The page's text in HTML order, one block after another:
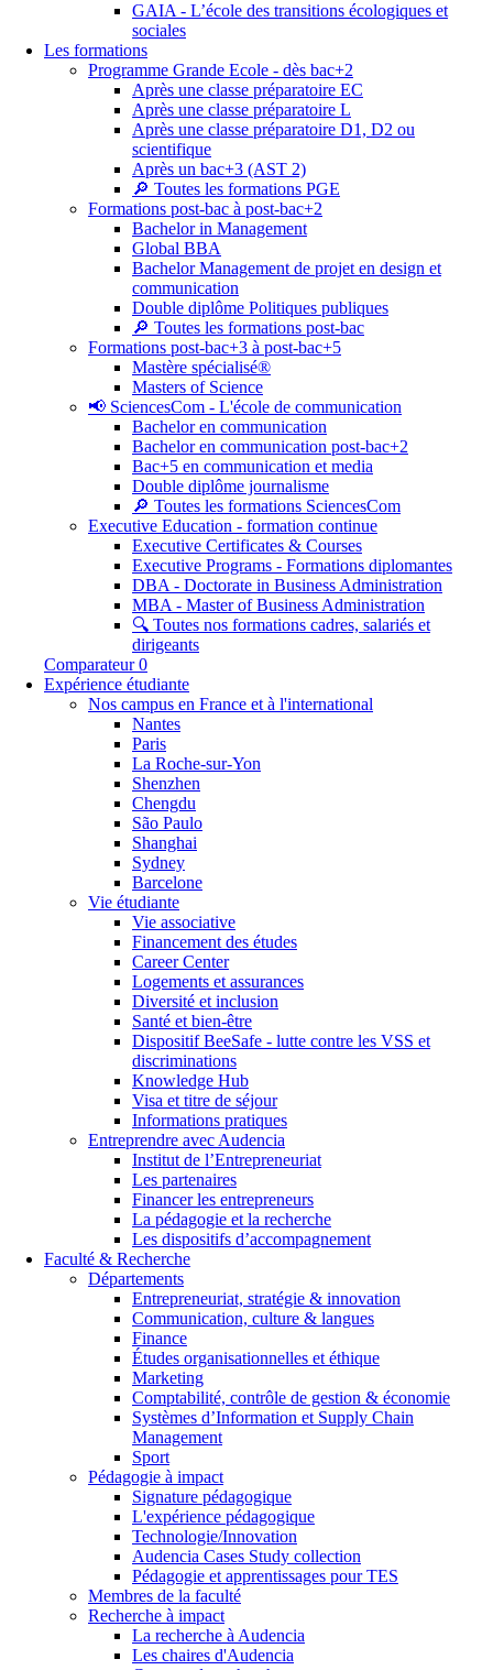
GAIA - L’école des transitions écologiques et
sociales
Les formations
Programme Grande Ecole - dès bac+2
Après une classe préparatoire EC
Après une classe préparatoire L
Après une classe préparatoire D1, D2 ou
scientifique
Après un bac+3 (AST 2)
🔎 Toutes les formations PGE
Formations post-bac à post-bac+2
Bachelor in Management
Global BBA
Bachelor Management de projet en design et
communication
Double diplôme Politiques publiques
🔎 Toutes les formations post-bac
Formations post-bac+3 à post-bac+5
Mastère spécialisé®
Masters of Science
📢 SciencesCom - L'école de communication
Bachelor en communication
Bachelor en communication post-bac+2
Bac+5 en communication et media
Double diplôme journalisme
🔎 Toutes les formations SciencesCom
Executive Education - formation continue
Executive Certificates & Courses
Executive Programs - Formations diplomantes
DBA - Doctorate in Business Administration
MBA - Master of Business Administration
🔍 Toutes nos formations cadres, salariés et
dirigeants
Comparateur 0
Expérience étudiante
Nos campus en France et à l'international
Nantes
Paris
La Roche-sur-Yon
Shenzhen
Chengdu
São Paulo
Shanghai
Sydney
Barcelone
Vie étudiante
Vie associative
Financement des études
Career Center
Logements et assurances
Diversité et inclusion
Santé et bien-être
Dispositif BeeSafe - lutte contre les VSS et
discriminations
Knowledge Hub
Visa et titre de séjour
Informations pratiques
Entreprendre avec Audencia
Institut de l’Entrepreneuriat
Les partenaires
Financer les entrepreneurs
La pédagogie et la recherche
Les dispositifs d’accompagnement
Faculté & Recherche
Départements
Entrepreneuriat, stratégie & innovation
Communication, culture & langues
Finance
Études organisationnelles et éthique
Marketing
Comptabilité, contrôle de gestion & économie
Systèmes d’Information et Supply Chain
Management
Sport
Pédagogie à impact
Signature pédagogique
L'expérience pédagogique
Technologie/Innovation
Audencia Cases Study collection
Pédagogie et apprentissages pour TES
Membres de la faculté
Recherche à impact
La recherche à Audencia
Les chaires d'Audencia